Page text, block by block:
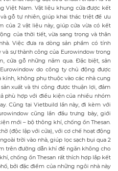
Việt Nam. Vật liệu khung cửa được kết
gỗ tự nhiên, giúp khai thác triệt để ưu
của 2 vật liệu này, giúp cửa vừa có kết
của thời tiết, vừa sang trọng và thân
Việc đưa ra dòng sản phẩm có tính
sự thành công của Eurowindow trong
cửa gỗ những năm qua. Đặc biệt, sản
do công ty chủ động được
không phụ thuộc vào các nhà cung
xuất và thi công được thuận lợi, đảm
phù hợp với điều kiện của nhiều nhóm
Cũng tại Vietbuild lần này, đi kèm với
cũng lần đầu trưng bày, giới
mới – bộ thông khí, chống ồn Thesan.
(độc lập với cửa), với cơ chế hoạt động
trời vào nhà, giúp lọc sạch bụi qua 2
trên đường dẫn khí để ngăn không cho
chống ồn Thesan rất thích hợp lắp kết
bởi đặc điểm của những ngôi nhà này